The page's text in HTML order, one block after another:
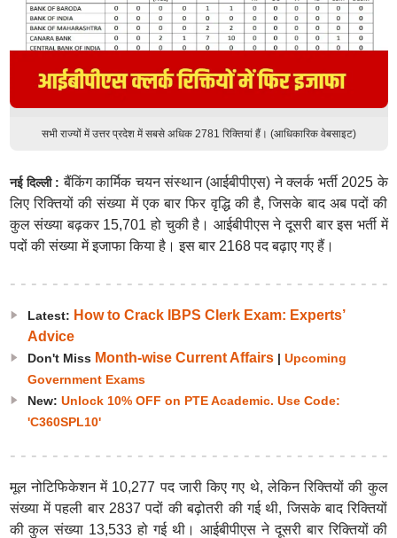
सभी राज्यों में उत्तर प्रदेश में सबसे अधिक 2781 रिक्तियां हैं। (आधिकारिक वेबसाइट)
नई दिल्ली : बैंकिंग कार्मिक चयन संस्थान (आईबीपीएस) ने क्लर्क भर्ती 2025 के
लिए रिक्तियों की संख्या में एक बार फिर वृद्धि की है, जिसके बाद अब पदों की
कुल संख्या बढ़कर 15,701 हो चुकी है। आईबीपीएस ने दूसरी बार इस भर्ती में
पदों की संख्या में इजाफा किया है। इस बार 2168 पद बढ़ाए गए हैं।
Latest: How to Crack IBPS Clerk Exam: Experts’
Advice
Don't Miss Month-wise Current Affairs| Upcoming
Government Exams
New: Unlock 10% OFF on PTE Academic. Use Code:
'C360SPL10'
मूल नोटिफिकेशन में 10,277 पद जारी किए गए थे, लेकिन रिक्तियों की कुल
संख्या में पहली बार 2837 पदों की बढ़ोतरी की गई थी, जिसके बाद रिक्तियों
की कुल संख्या 13,533 हो गई थी। आईबीपीएस ने दूसरी बार रिक्तियों की